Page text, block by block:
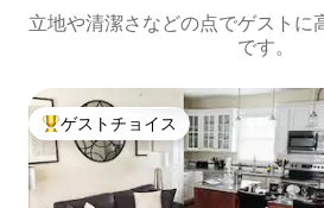
立地や清潔さなどの点でゲストに
です。
大好評のゲストチョイスです。
ゲストチョイス